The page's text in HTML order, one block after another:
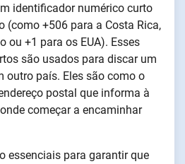
identificador numérico curto
(como +506 para a Costa Rica,
ou +1 para os EUA). Esses
são usados para discar um
outro país. Eles são como o
postal que informa à
começar a encaminhar
essenciais para garantir que